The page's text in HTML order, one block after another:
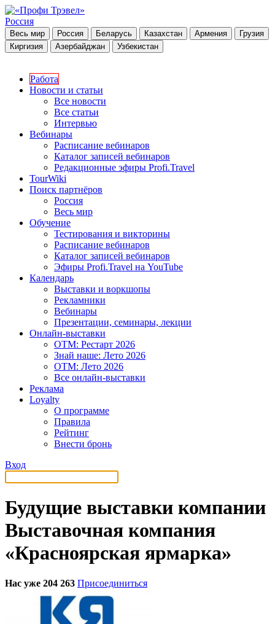
Россия
Весь мир Россия Беларусь Казахстан Армения
Грузия
Киргизия
Азербайджан Узбекистан
Работа
Новости и статьи
Все новости
Все статьи
Интервью
Вебинары
Расписание вебинаров
Каталог записей вебинаров
Редакционные эфиры Profi.Travel
TourWiki
Поиск партнёров
Россия
Весь мир
Обучение
Тестирования и викторины
Расписание вебинаров
Каталог записей вебинаров
Эфиры Profi.Travel на YouTube
Календарь
Выставки и воркшопы
Рекламники
Вебинары
Презентации, семинары, лекции
Онлайн-выставки
OTM: Рестарт 2026
Знай наше: Лето 2026
OTM: Лето 2026
Все онлайн-выставки
Реклама
Loyalty
О программе
Правила
Рейтинг
Внести бронь
Вход
Будущие выставки компании
Выставочная компания
«Красноярская ярмарка»
Нас уже 204 263 Присоединиться